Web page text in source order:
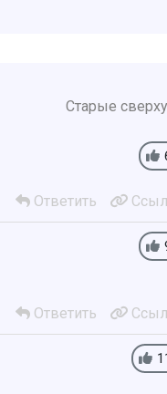
Старые сверху
Ответить
Ответить